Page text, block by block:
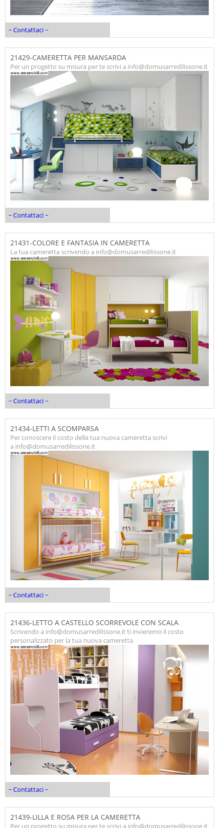
~ Contattaci ~
21429-CAMERETTA PER MANSARDA
Per un progetto su misura per te scrivi a info@domusarredilissone.it
~ Contattaci ~
21431-COLORE E FANTASIA IN CAMERETTA
La tua cameretta scrivendo a info@domusarredilissone.it
~ Contattaci ~
21434-LETTI A SCOMPARSA
Per conoscere il costo della tua nuova cameretta scrivi
a info@domusarredilissone.it
~ Contattaci ~
21436-LETTO A CASTELLO SCORREVOLE CON SCALA
Scrivendo a info@domusarredilissone.it ti invieremo il costo
personalizzato per la tua nuova cameretta
~ Contattaci ~
21439-LILLA E ROSA PER LA CAMERETTA
Per un progetto su misura per te scrivi a info@domusarredilissone.it